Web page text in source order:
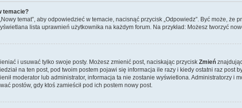
temacie?
temat”, aby odpowiedzieć w temacie, nacisnąć przycisk „Odpowiedz”. Być może,
lista uprawnień użytkownika na każdym forum. Na przykład: Możesz tworzyć
i usuwać tylko swoje posty. Możesz zmienić post, naciskając przycisk Zmień
na ten post, pod twoim postem pojawi się informacja ile razy i kiedy ostatni raz post
moderator lub administrator, informacja ta nie zostanie wyświetlona. Administratorzy i
postów, gdy ktoś zamieścił pod ich postem nowy post.